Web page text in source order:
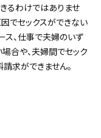
るわけではありませ
でセックスができない
ス、仕事で夫婦のいず
合や、夫婦間でセック
求ができません。